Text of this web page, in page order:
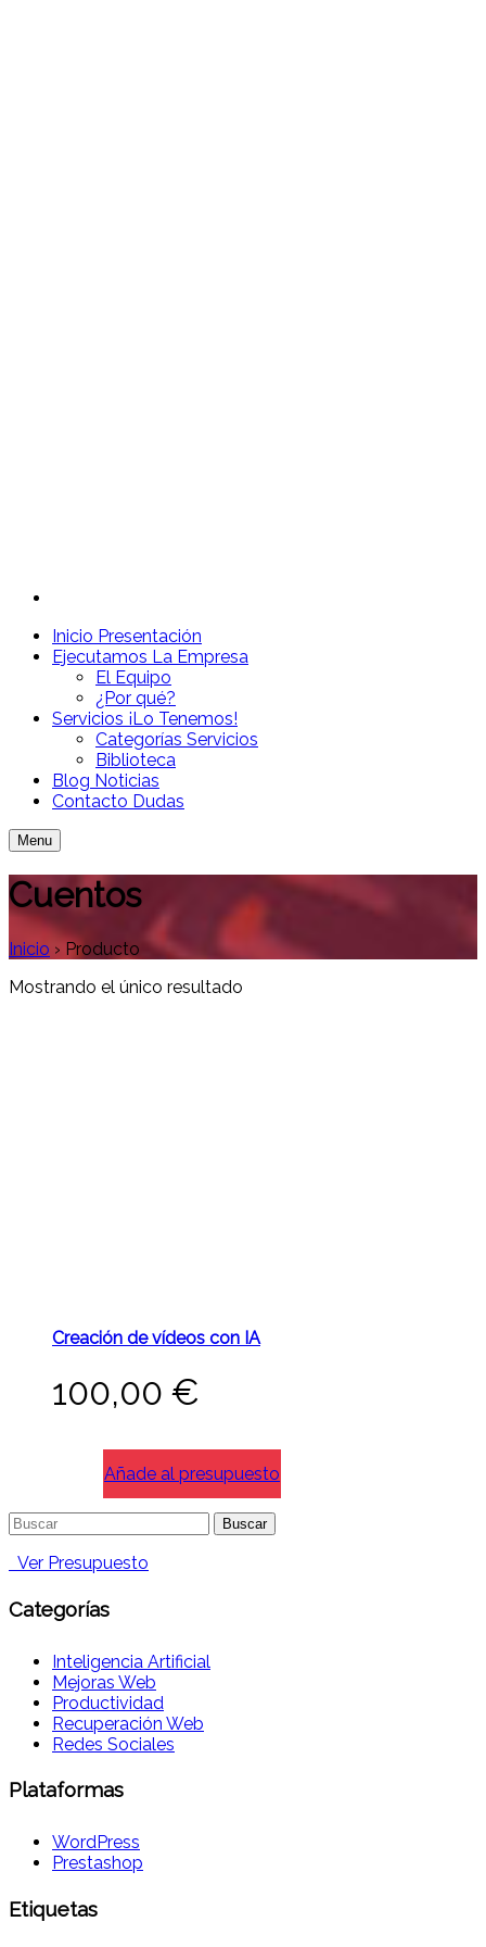
Inicio Presentación
Ejecutamos La Empresa
El Equipo
¿Por qué?
Servicios ¡Lo Tenemos!
Categorías Servicios
Biblioteca
Blog Noticias
Contacto Dudas
Menu
Cuentos
Inicio › Producto
Mostrando el único resultado
Creación de vídeos con IA
100,00 €
Añade al presupuesto
Buscar:
Ver Presupuesto
Categorías
Inteligencia Artificial
Mejoras Web
Productividad
Recuperación Web
Redes Sociales
Plataformas
WordPress
Prestashop
Etiquetas